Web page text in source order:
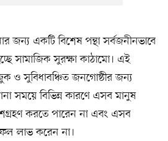
জন্য একটি বিশেষ পন্থা সর্বজনীনভাবে
সামাজিক সুরক্ষা কাঠামো। এই
ও সুবিধাবঞ্চিত জনগোষ্ঠীর জন্য
সময়ে বিভিন্ন কারণে এসব মানুষ
করতে পারেন না এবং এসব
লাভ করেন না।